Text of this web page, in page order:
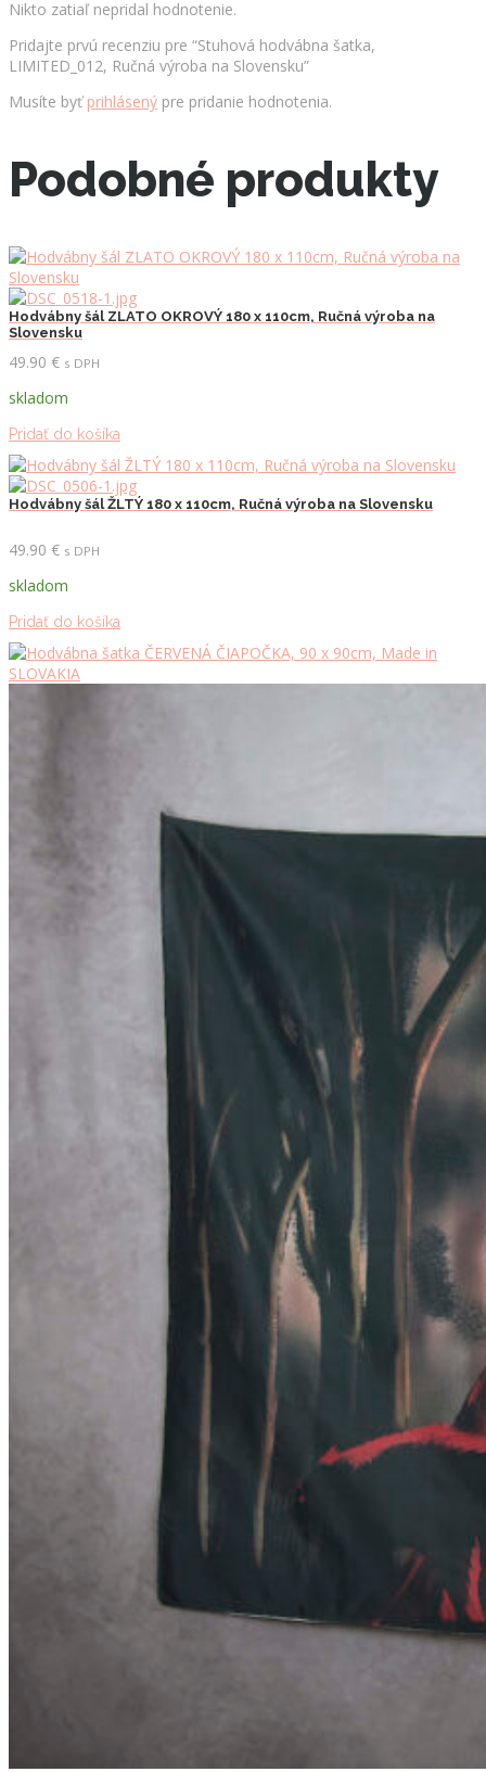
Nikto zatiaľ nepridal hodnotenie.
Pridajte prvú recenziu pre “Stuhová hodvábna šatka,
LIMITED_012, Ručná výroba na Slovensku”
Musíte byť prihlásený pre pridanie hodnotenia.
Podobné produkty
Hodvábny šál ZLATO OKROVÝ 180 x 110cm, Ručná výroba na
Slovensku
49.90 € s DPH
skladom
Pridať do košíka
Hodvábny šál ŽLTÝ 180 x 110cm, Ručná výroba na Slovensku
49.90 € s DPH
skladom
Pridať do košíka